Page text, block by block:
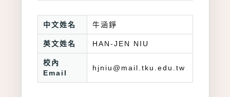
中文姓名 牛涵錚
英文姓名 HAN-JEN NIU
校內
Email
hjniu@mail.tku.edu.tw